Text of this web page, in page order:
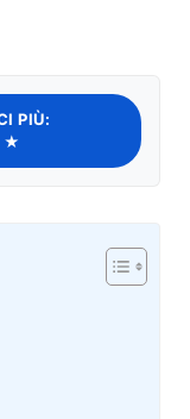
PIÙ:
★